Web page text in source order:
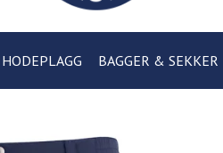
HODEPLAGG BAGGER & SEKKER